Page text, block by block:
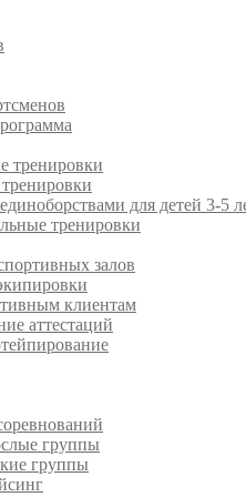
тренировки
для детей 3-5
тренировки
залов
клиентам
аттестаций
группы
группы